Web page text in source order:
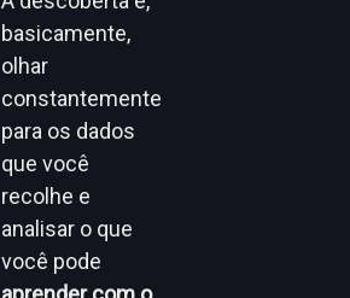
basicamente,
olhar
constantemente
para os dados
que você
recolhe e
analisar o que
você pode